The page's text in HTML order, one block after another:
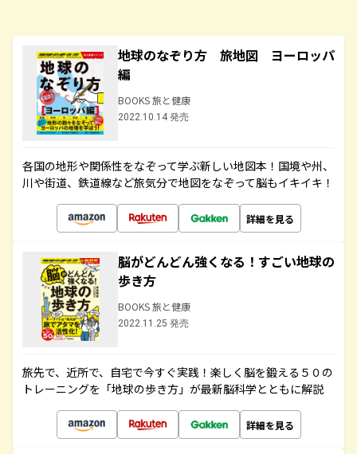
地球のなぞり方 旅地図 ヨーロッパ
編
BOOKS 旅と健康
2022.10.14 発売
各国の地形や関係性をなぞって学ぶ新しい地図本！国境や州、
川や街道、鉄道線など旅気分で地図をなぞって脳もイキイキ！
詳細を見る
脳がどんどん強くなる！すごい地球の
歩き方
BOOKS 旅と健康
2022.11.25 発売
旅先で、近所で、自宅で今すぐ実践！楽しく脳を鍛える５０の
トレーニングを「地球の歩き方」が最新脳科学とともに解説
詳細を見る